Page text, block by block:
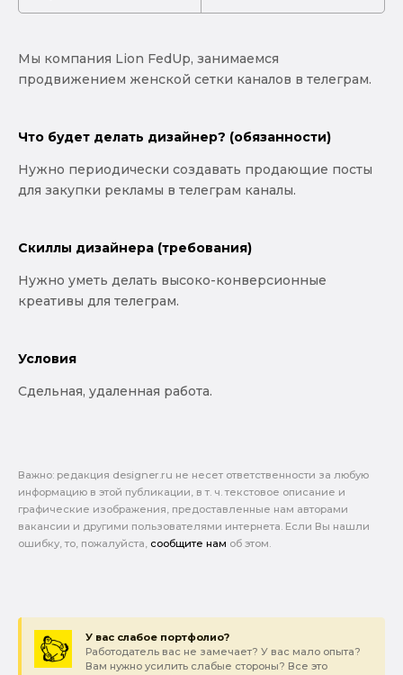
Мы компания Lion FedUp, занимаемся
продвижением женской сетки каналов в телеграм.
Что будет делать дизайнер? (обязанности)
Нужно периодически создавать продающие посты
для закупки рекламы в телеграм каналы.
Скиллы дизайнера (требования)
Нужно уметь делать высоко-конверсионные
креативы для телеграм.
Условия
Сдельная, удаленная работа.
Важно: pедакция designer.ru не несет ответственности за любую
информацию в этой публикации, в т. ч. текстовое описание и
графические изображения, предоставленные нам авторами
вакансии и другими пользователями интернета. Если Вы нашли
ошибку, то, пожалуйста, сообщите нам об этом.
У вас слабое портфолио?
Работодатель вас не замечает? У вас мало опыта?
Вам нужно усилить слабые стороны? Все это